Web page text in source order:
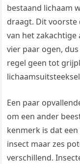
bestaand lichaam
draagt. Dit voorste
van het
vier paar ogen,
regel geen tot
Een paar
om een ander
kenmerk is dat
insect maar zes
verschillend.